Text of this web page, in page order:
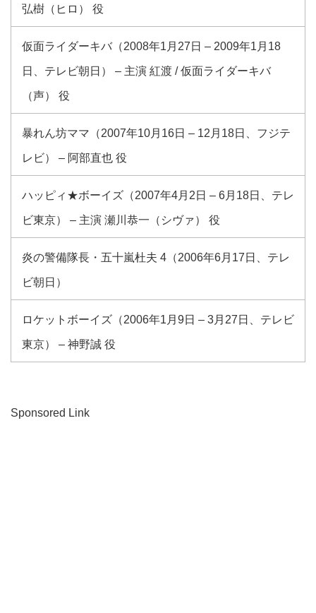
弘樹（ヒロ） 役
仮面ライダーキバ（2008年1月27日 – 2009年1月18
日、テレビ朝日） – 主演 紅渡 / 仮面ライダーキバ
（声） 役
暴れん坊ママ（2007年10月16日 – 12月18日、フジテ
レビ） – 阿部直也 役
ハッピィ★ボーイズ（2007年4月2日 – 6月18日、テレ
ビ東京） – 主演 瀬川恭一（シヴァ） 役
炎の警備隊長・五十嵐杜夫 4（2006年6月17日、テレ
ビ朝日）
ロケットボーイズ（2006年1月9日 – 3月27日、テレビ
東京） – 神野誠 役
Sponsored Link